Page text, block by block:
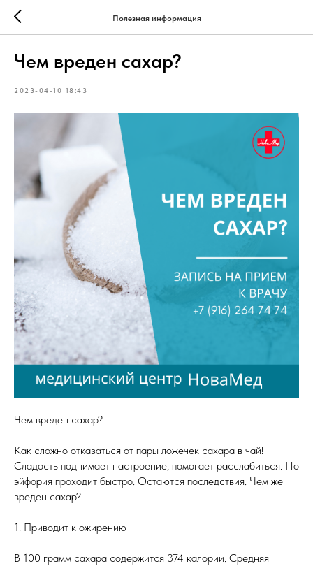
Полезная информация
Чем вреден сахар?
2023-04-10 18:43
Чем вреден сахар?
Как сложно отказаться от пары ложечек сахара в чай!
Сладость поднимает настроение, помогает расслабиться. Но
эйфория проходит быстро. Остаются последствия. Чем же
вреден сахар?
1. Приводит к ожирению
В 100 грамм сахара содержится 374 калории. Средняя